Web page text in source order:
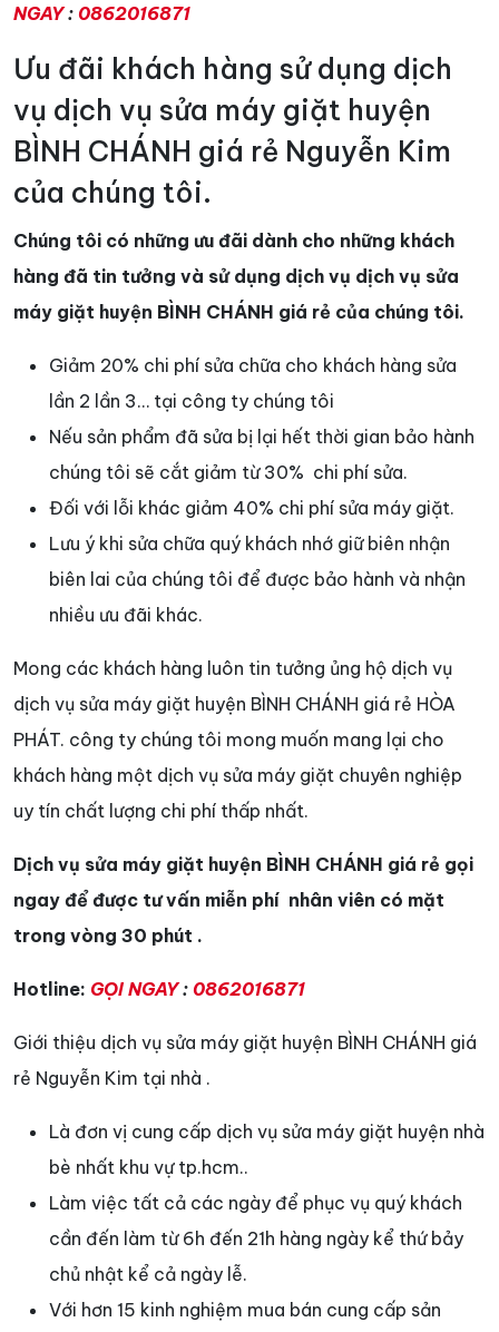
NGAY: 0862016871
Ưu đãi khách hàng sử dụng dịch
vụ dịch vụ sửa máy giặt huyện
BÌNH CHÁNH giá rẻ Nguyễn Kim
của chúng tôi.
Chúng tôi có những ưu đãi dành cho những khách
hàng đã tin tưởng và sử dụng dịch vụ dịch vụ sửa
máy giặt huyện BÌNH CHÁNH giá rẻ của chúng tôi.
Giảm 20% chi phí sửa chữa cho khách hàng sửa
lần 2 lần 3… tại công ty chúng tôi
Nếu sản phẩm đã sửa bị lại hết thời gian bảo hành
chúng tôi sẽ cắt giảm từ 30% chi phí sửa.
Đối với lỗi khác giảm 40% chi phí sửa máy giặt.
Lưu ý khi sửa chữa quý khách nhớ giữ biên nhận
biên lai của chúng tôi để được bảo hành và nhận
nhiều ưu đãi khác.
Mong các khách hàng luôn tin tưởng ủng hộ dịch vụ
dịch vụ sửa máy giặt huyện BÌNH CHÁNH giá rẻ HÒA
PHÁT. công ty chúng tôi mong muốn mang lại cho
khách hàng một dịch vụ sửa máy giặt chuyên nghiệp
uy tín chất lượng chi phí thấp nhất.
Dịch vụ sửa máy giặt huyện BÌNH CHÁNH giá rẻ gọi
ngay để được tư vấn miễn phí nhân viên có mặt
trong vòng 30 phút .
Hotline: GỌI NGAY: 0862016871
Giới thiệu dịch vụ sửa máy giặt huyện BÌNH CHÁNH giá
rẻ Nguyễn Kim tại nhà .
Là đơn vị cung cấp dịch vụ sửa máy giặt huyện nhà
bè nhất khu vự tp.hcm..
Làm việc tất cả các ngày để phục vụ quý khách
cần đến làm từ 6h đến 21h hàng ngày kể thứ bảy
chủ nhật kể cả ngày lễ.
Với hơn 15 kinh nghiệm mua bán cung cấp sản